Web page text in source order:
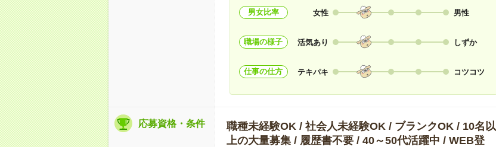
男女比率 女性 男性
職場の様子 活気あり しずか
仕事の仕方 テキパキ コツコツ
応募資格・条件
職種未経験OK / 社会人未経験OK / ブランクOK / 10名以
上の大量募集 / 履歴書不要 / 40～50代活躍中 / WEB登